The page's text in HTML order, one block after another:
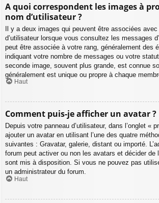
A quoi correspondent les images à
nom d’utilisateur ?
Il y a deux images qui peuvent être associées
d’utilisateur lorsque vous consultez les messages
peut être associée à votre rang, généralement des
indiquant votre nombre de messages ou votre
seconde image, souvent plus grande, est connue
généralement est unique ou propre à chaque
Haut
Comment puis-je afficher un avatar ?
Depuis votre panneau d’utilisateur, dans l’onglet «
ajouter un avatar en utilisant l’une des quatre
suivantes : Gravatar, galerie, distant ou importé.
forum peut activer ou non les avatars et décider de
sont mis à disposition. Si vous ne pouvez pas
un administrateur du forum.
Haut